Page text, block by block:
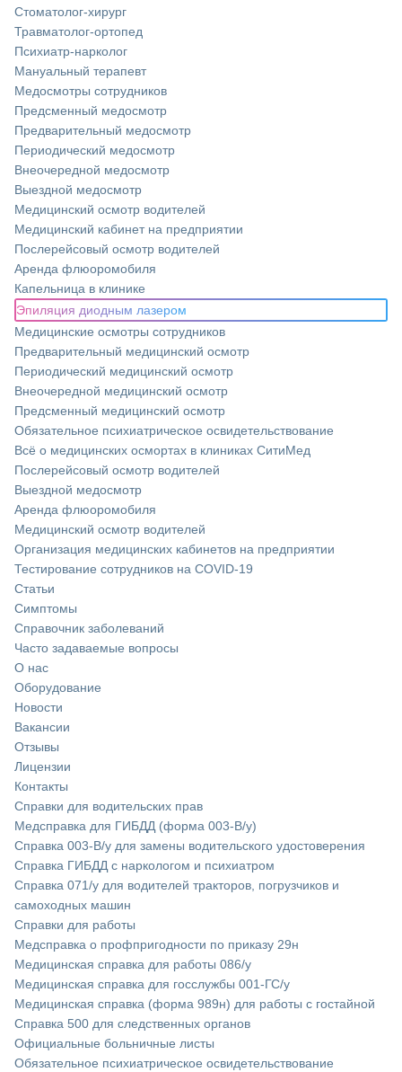
Стоматолог-хирург
Травматолог-ортопед
Психиатр-нарколог
Мануальный терапевт
Медосмотры сотрудников
Предсменный медосмотр
Предварительный медосмотр
Периодический медосмотр
Внеочередной медосмотр
Выездной медосмотр
Медицинский осмотр водителей
Медицинский кабинет на предприятии
Послерейсовый осмотр водителей
Аренда флюоромобиля
Капельница в клинике
Эпиляция диодным лазером
Медицинские осмотры сотрудников
Предварительный медицинский осмотр
Периодический медицинский осмотр
Внеочередной медицинский осмотр
Предсменный медицинский осмотр
Обязательное психиатрическое освидетельствование
Всё о медицинских осмортах в клиниках СитиМед
Послерейсовый осмотр водителей
Выездной медосмотр
Аренда флюоромобиля
Медицинский осмотр водителей
Организация медицинских кабинетов на предприятии
Тестирование сотрудников на COVID-19
Статьи
Симптомы
Справочник заболеваний
Часто задаваемые вопросы
О нас
Оборудование
Новости
Вакансии
Отзывы
Лицензии
Контакты
Справки для водительских прав
Медсправка для ГИБДД (форма 003-В/у)
Справка 003-В/у для замены водительского удостоверения
Справка ГИБДД с наркологом и психиатром
Справка 071/у для водителей тракторов, погрузчиков и
самоходных машин
Справки для работы
Медсправка о профпригодности по приказу 29н
Медицинская справка для работы 086/у
Медицинская справка для госслужбы 001-ГС/у
Медицинская справка (форма 989н) для работы с гостайной
Справка 500 для следственных органов
Официальные больничные листы
Обязательное психиатрическое освидетельствование